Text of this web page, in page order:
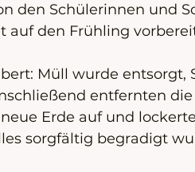
den Schülerinnen und
auf den Frühling
Müll wurde entsorgt,
entfernten die
Erde auf und
sorgfältig begradigt